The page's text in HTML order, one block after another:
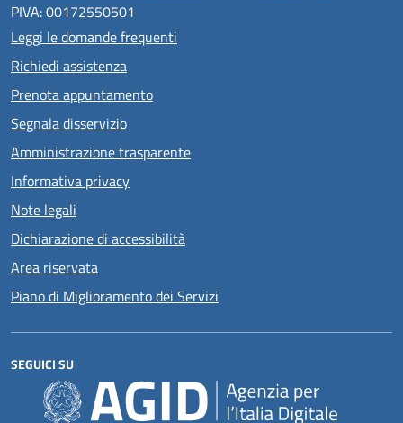
PIVA: 00172550501
Leggi le domande frequenti
Richiedi assistenza
Prenota appuntamento
Segnala disservizio
Amministrazione trasparente
Informativa privacy
Note legali
Dichiarazione di accessibilità
Area riservata
Piano di Miglioramento dei Servizi
SEGUICI SU